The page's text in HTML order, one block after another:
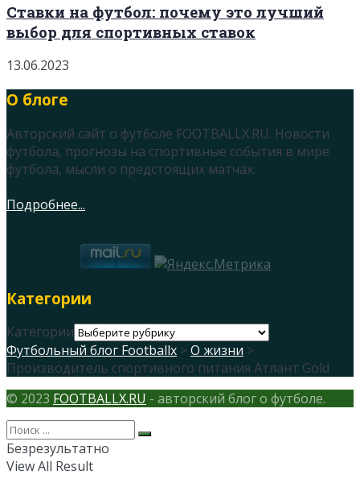
Ставки на футбол: почему это лучший
выбор для спортивных ставок
13.06.2023
О блоге
Авторский сайт о футболе FOOTBALLX.RU. Новости
футбола, прогнозы на спортивные события в мире
футбола, мысли о предстоящих матчах.
Подробнее...
Категории
Категории
Футбольный блог Footballx > О жизни >
Производитель спортивного питания Атлант Gold
© 2023 FOOTBALLX.RU - авторский блог о футболе.
Безрезультатно
View All Result